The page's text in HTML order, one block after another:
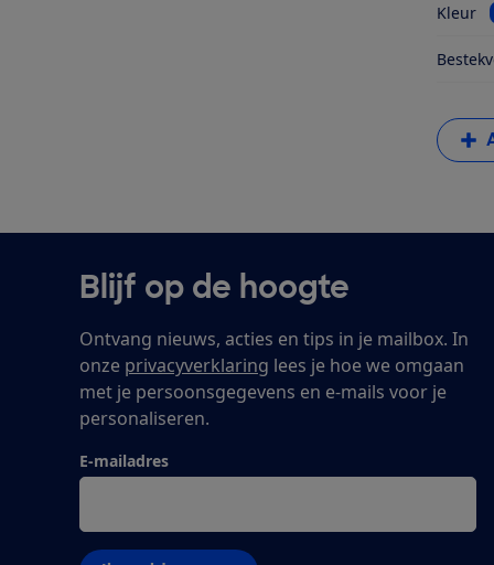
Kleur
Blijf op de hoogte
Ontvang nieuws, acties en tips in je mailbox. In
onze privacyverklaring lees je hoe we omgaan
met je persoonsgegevens en e-mails voor je
personaliseren.
E-mailadres